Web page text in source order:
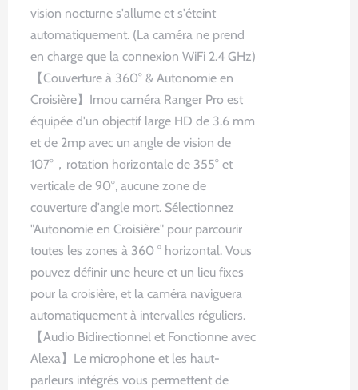
vision nocturne s'allume et s'éteint
automatiquement. (La caméra ne prend
en charge que la connexion WiFi 2.4 GHz)
【Couverture à 360° & Autonomie en
Croisière】Imou caméra Ranger Pro est
équipée d'un objectif large HD de 3.6 mm
et de 2mp avec un angle de vision de
107°，rotation horizontale de 355° et
verticale de 90°, aucune zone de
couverture d'angle mort. Sélectionnez
"Autonomie en Croisière" pour parcourir
toutes les zones à 360 ° horizontal. Vous
pouvez définir une heure et un lieu fixes
pour la croisière, et la caméra naviguera
automatiquement à intervalles réguliers.
【Audio Bidirectionnel et Fonctionne avec
Alexa】Le microphone et les haut-
parleurs intégrés vous permettent de